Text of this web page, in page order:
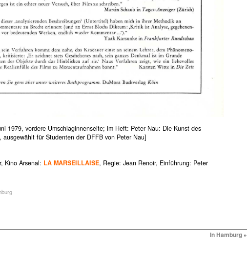
1979, vordere Umschlaginnenseite; im Heft: Peter Nau: Die Kunst des
ausgewählt für Studenten der DFFB von Peter Nau]
Kino Arsenal: LA MARSEILLAISE, Regie: Jean Renoir, Einführung: Peter
In Hamburg »